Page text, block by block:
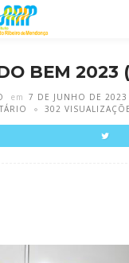
BEM 2023
em 7 DE JUNHO DE 2023
302